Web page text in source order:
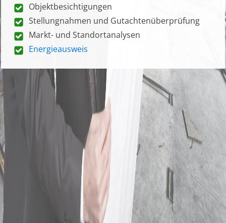
Objektbesichtigungen
Stellungnahmen und Gutachtenüberprüfung
Markt- und Standortanalysen
Energieausweis